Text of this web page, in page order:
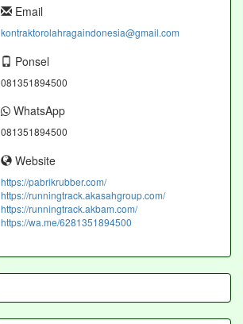
Email
kontraktorolahragaindonesia@gmail.com
Ponsel
081351894500
WhatsApp
081351894500
Website
https://pabrikrubber.com/
https://runningtrack.akasahgroup.com/
https://runningtrack.akbam.com/
https://wa.me/6281351894500